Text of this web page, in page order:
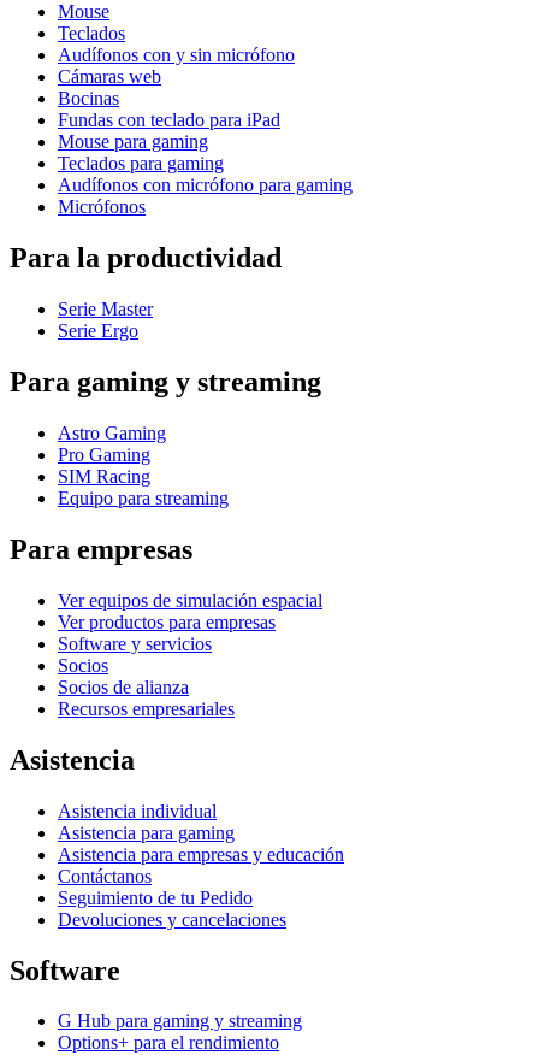
Mouse
Teclados
Audífonos con y sin micrófono
Cámaras web
Bocinas
Fundas con teclado para iPad
Mouse para gaming
Teclados para gaming
Audífonos con micrófono para gaming
Micrófonos
Para la productividad
Serie Master
Serie Ergo
Para gaming y streaming
Astro Gaming
Pro Gaming
SIM Racing
Equipo para streaming
Para empresas
Ver equipos de simulación espacial
Ver productos para empresas
Software y servicios
Socios
Socios de alianza
Recursos empresariales
Asistencia
Asistencia individual
Asistencia para gaming
Asistencia para empresas y educación
Contáctanos
Seguimiento de tu Pedido
Devoluciones y cancelaciones
Software
G Hub para gaming y streaming
Options+ para el rendimiento